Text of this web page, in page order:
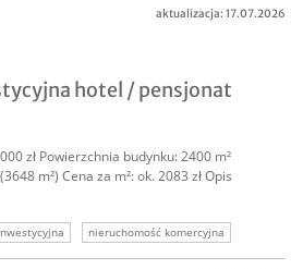
hotel / pensjonat
zł Powierzchnia budynku: 2400 m²
m²) Cena za m²: ok. 2083 zł Opis
nieruchomość komercyjna
oferta sprzedaży hotelu
aktualizacja: 17.07.2026